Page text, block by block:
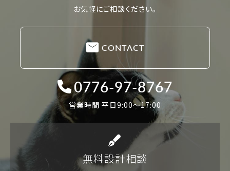
お気軽にご相談ください。
CONTACT
0776-97-8767
営業時間 平日9:00〜17:00
無料設計相談